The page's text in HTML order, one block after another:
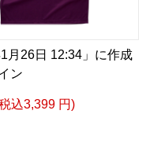
1月26日 12:34」に作成
ン
込3,399 円)